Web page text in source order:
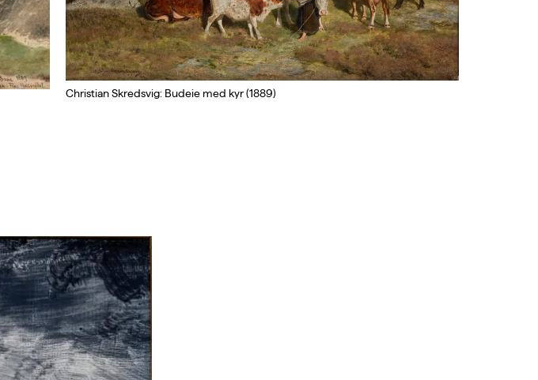
Christian Skredsvig: Budeie med kyr (1889)